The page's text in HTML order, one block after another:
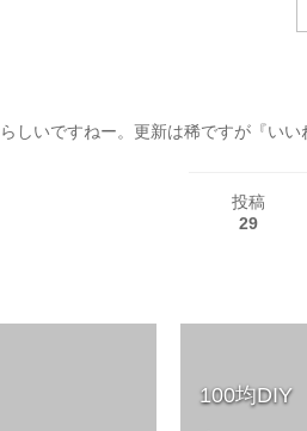
しいですねー。更新は稀ですが『い
投稿
29
100均DIY